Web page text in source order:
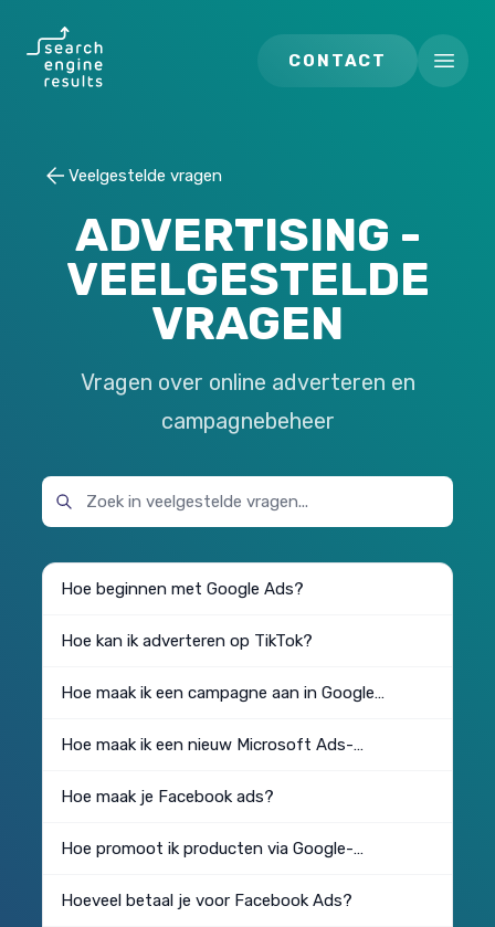
Search Engine Results
CONTACT Open
Veelgestelde vragen
ADVERTISING -
VEELGESTELDE
VRAGEN
Vragen over online adverteren en
campagnebeheer
Hoe beginnen met Google Ads?
Hoe kan ik adverteren op TikTok?
Hoe maak ik een campagne aan in Google
Hoe maak ik een nieuw Microsoft Ads-
Hoe maak je Facebook ads?
Hoe promoot ik producten via Google-
Hoeveel betaal je voor Facebook Ads?